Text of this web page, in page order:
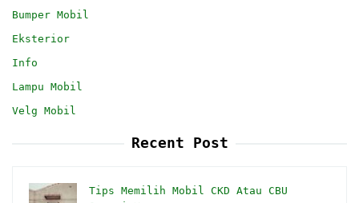
Bumper Mobil
Eksterior
Info
Lampu Mobil
Velg Mobil
Recent Post
Tips Memilih Mobil CKD Atau CBU